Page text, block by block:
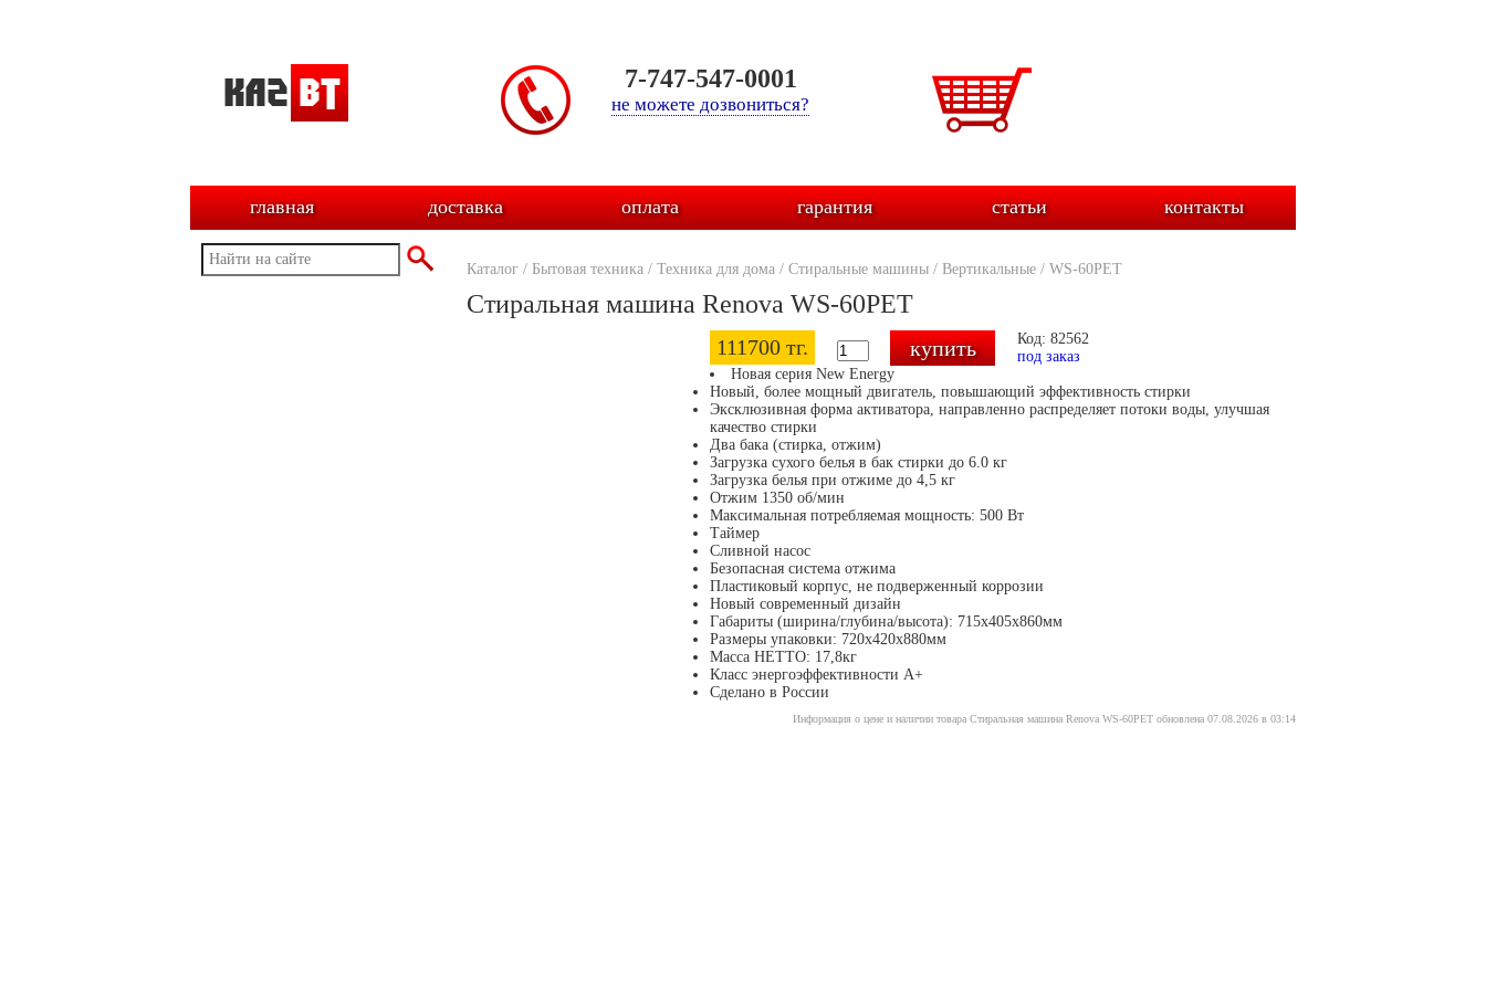
7-747-547-0001
не можете дозвониться?
главная доставка оплата гарантия статьи контакты
Каталог / Бытовая техника / Техника для дома / Стиральные машины / Вертикальные / WS-60PET
Стиральная машина Renova WS-60PET
111700 тг.
Код: 82562
под заказ
Новая серия New Energy
Новый, более мощный двигатель, повышающий эффективность стирки
Эксклюзивная форма активатора, направленно распределяет потоки воды, улучшая
качество стирки
Два бака (стирка, отжим)
Загрузка сухого белья в бак стирки до 6.0 кг
Загрузка белья при отжиме до 4,5 кг
Отжим 1350 об/мин
Максимальная потребляемая мощность: 500 Вт
Таймер
Сливной насос
Безопасная система отжима
Пластиковый корпус, не подверженный коррозии
Новый современный дизайн
Габариты (ширина/глубина/высота): 715х405х860мм
Размеры упаковки: 720х420х880мм
Масса НЕТТО: 17,8кг
Класс энергоэффективности А+
Сделано в России
Информация о цене и наличии товара Стиральная машина Renova WS-60PET обновлена 07.08.2026 в 03:14